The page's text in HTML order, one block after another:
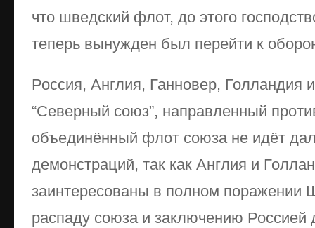
что шведский флот, до этого
теперь вынужден был перейти к
Россия, Англия, Ганновер, Голландия
“Северный союз”, направленный
объединённый флот союза не идёт
демонстраций, так как Англия и
заинтересованы в полном поражении
распаду союза и заключению Россией